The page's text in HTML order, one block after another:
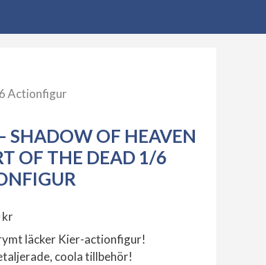
Actionfigur
SHADOW OF HEAVEN
OF THE DEAD 1/6
kr
läcker Kier-actionfigur!
coola tillbehör!